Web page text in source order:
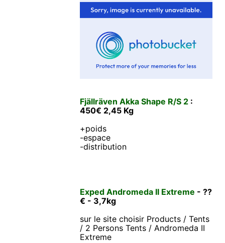
Fjällräven Akka Shape R/S 2 :
450€ 2,45 Kg
+poids
-espace
-distribution
Exped Andromeda II Extreme - ??
€ - 3,7kg
sur le site choisir Products / Tents
/ 2 Persons Tents / Andromeda II
Extreme